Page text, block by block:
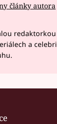
články autora
a